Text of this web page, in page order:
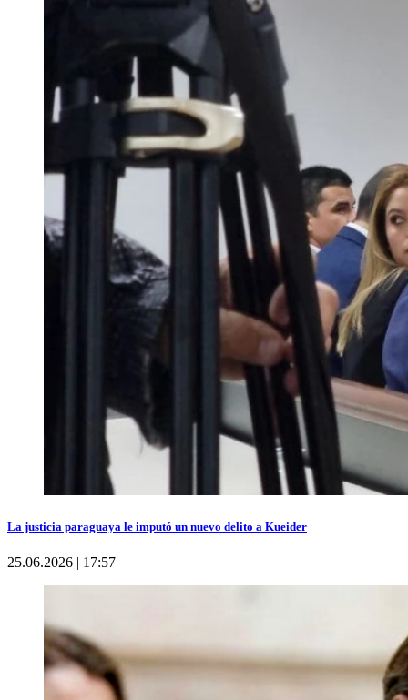
La justicia paraguaya le imputó un nuevo delito a Kueider
25.06.2026 | 17:57